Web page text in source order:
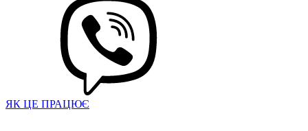
ЯК ЦЕ ПРАЦЮЄ